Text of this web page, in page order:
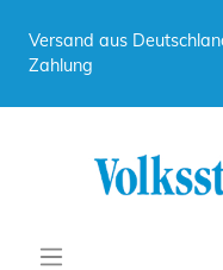
Versand aus
Zahlung